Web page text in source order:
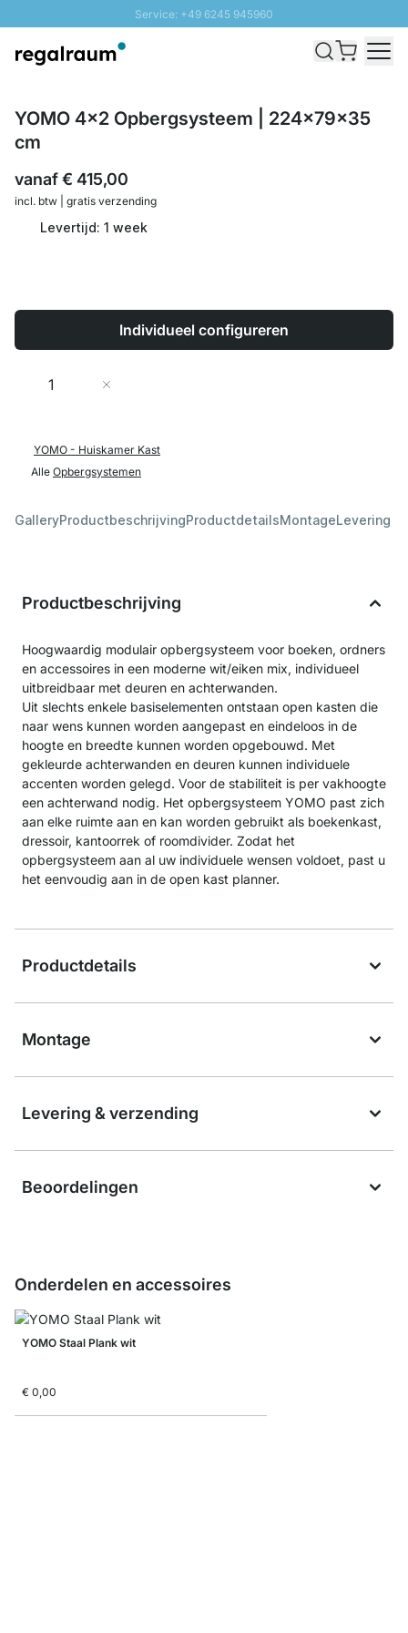
Service: +49 6245 945960
Snelle levering - Gratis verzending vanaf €100
YOMO 4x2 Opbergsysteem | 224x79x35
cm
vanaf€ 415,00
incl. btw | gratis verzending
Levertijd: 1 week
Individueel configureren
Aantal
YOMO - Huiskamer Kast
Alle Opbergsystemen
GalleryProductbeschrijvingProductdetailsMontageLevering
Productbeschrijving
Hoogwaardig modulair opbergsysteem voor boeken, ordners
en accessoires in een moderne wit/eiken mix, individueel
uitbreidbaar met deuren en achterwanden.
Uit slechts enkele basiselementen ontstaan open kasten die
naar wens kunnen worden aangepast en eindeloos in de
hoogte en breedte kunnen worden opgebouwd. Met
gekleurde achterwanden en deuren kunnen individuele
accenten worden gelegd. Voor de stabiliteit is per vakhoogte
een achterwand nodig. Het opbergsysteem YOMO past zich
aan elke ruimte aan en kan worden gebruikt als boekenkast,
dressoir, kantoorrek of roomdivider. Zodat het
opbergsysteem aan al uw individuele wensen voldoet, past u
het eenvoudig aan in de open kast planner.
Productdetails
Montage
Levering & verzending
Beoordelingen
Onderdelen en accessoires
YOMO Staal Plank wit
€ 0,00